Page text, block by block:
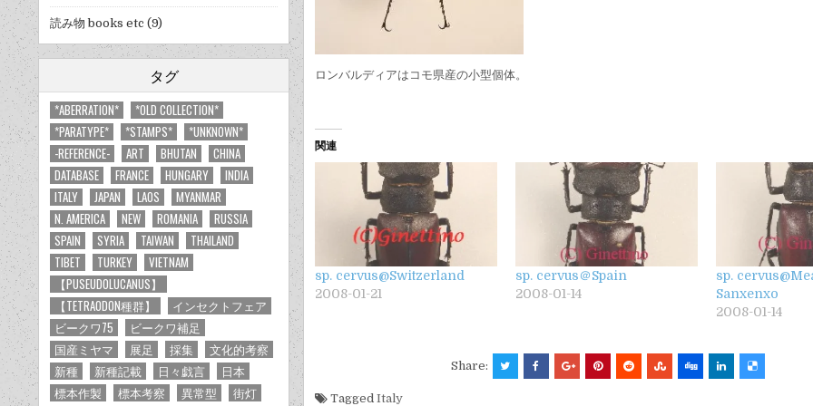
ロンバルディアはコモ県産の小型個体。
関連
sp. cervus@Switzerland
2008-01-21
sp. cervus＠Spain
2008-01-14
sp.
Sanxenxo
2008-01-14
Share:
TaggedItaly
読み物 books etc (9)
タグ
*ABERRATION*
*OLD COLLECTION*
*PARATYPE*
*STAMPS*
*UNKNOWN*
-REFERENCE-
ART BHUTAN
CHINA
DATABASE
FRANCE HUNGARY
INDIA
ITALY
JAPAN LAOS
MYANMAR
N. AMERICA
NEW ROMANIA
RUSSIA
SPAIN
SYRIA TAIWAN
THAILAND
TIBET
TURKEY
VIETNAM
【PUSEUDOLUCANUS】
【TETRAODON種群】
インセクトフェア
ビークワ75
ビークワ補足
国産ミヤマ
展足 採集
文化的考察
新種
新種記載 日々戯言
日本
標本作製
標本考察 異常型 街灯